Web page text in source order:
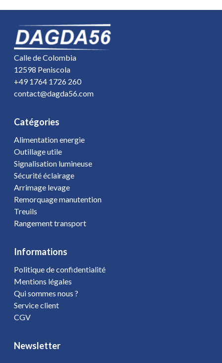
Calle de Colombia
12598 Peniscola
+49 1764 1726 260
contact@dagda56.com
Catégories
Alimentation energie
Outillage utile
Signalisation lumineuse
Sécurité éclairage
Arrimage levage
Remorquage manutention
Treuils
Rangement transport
Informations
Politique de confidentialité
Mentions légales
Qui sommes nous ?
Service client
CGV
Newsletter